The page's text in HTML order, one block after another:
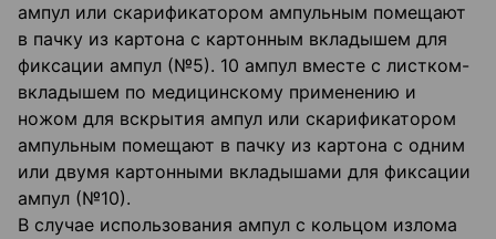
ампул или скарификатором ампульным помещают
в пачку из картона с картонным вкладышем для
фиксации ампул (№5). 10 ампул вместе с листком-
вкладышем по медицинскому применению и
ножом для вскрытия ампул или скарификатором
ампульным помещают в пачку из картона с одним
или двумя картонными вкладышами для фиксации
ампул (№10).
В случае использования ампул с кольцом излома